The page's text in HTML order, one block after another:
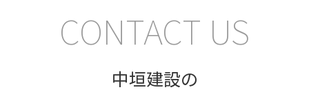
CONTACT US
中垣建設の